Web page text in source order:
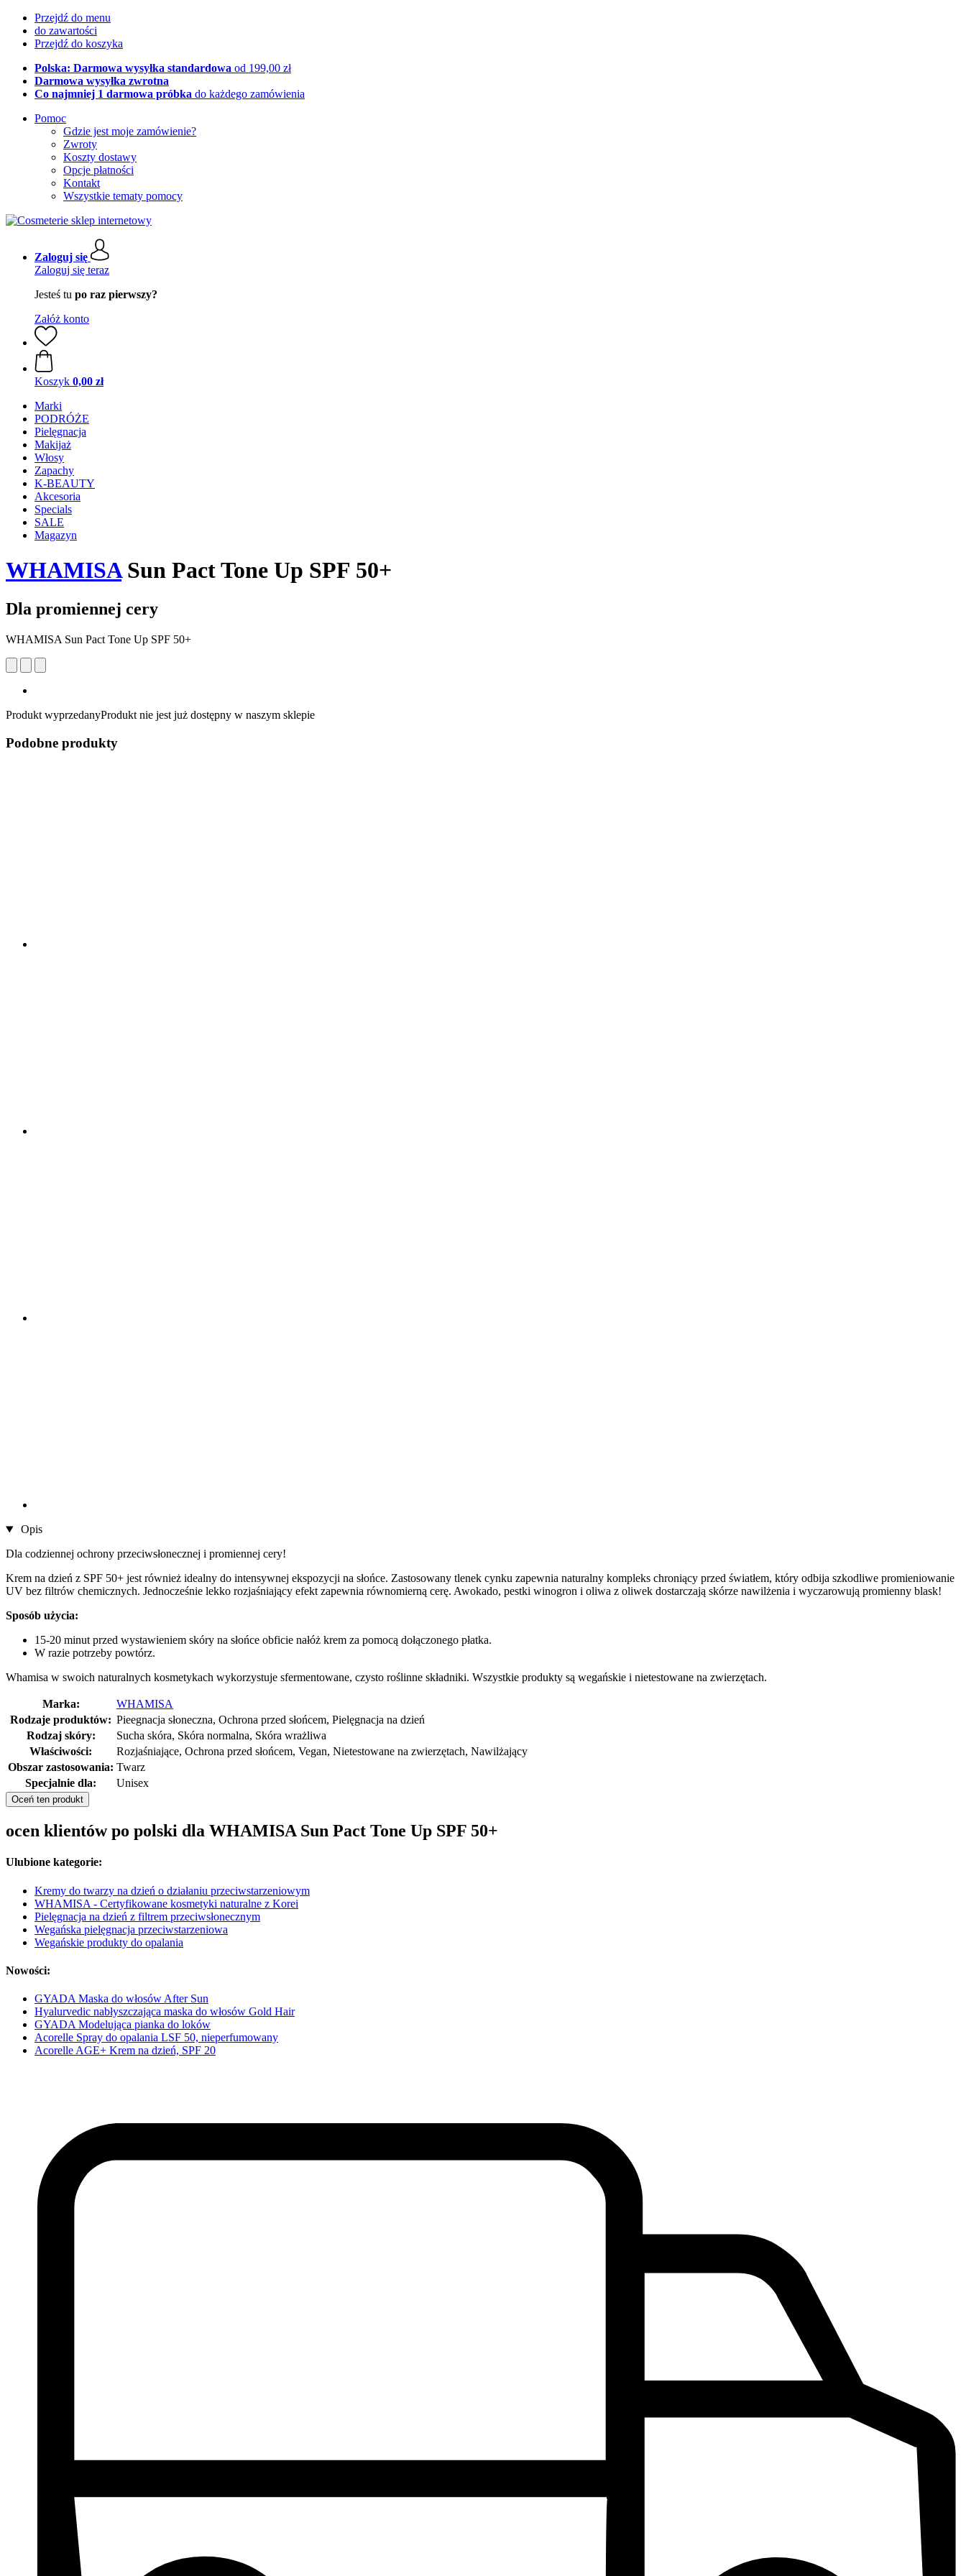
Przejdź do menu
do zawartości
Przejdź do koszyka
Polska: Darmowa wysyłka standardowa od 199,00 zł
Darmowa wysyłka zwrotna
Co najmniej 1 darmowa próbka do każdego zamówienia
Pomoc
Gdzie jest moje zamówienie?
Zwroty
Koszty dostawy
Opcje płatności
Kontakt
Wszystkie tematy pomocy
Zaloguj się
Zaloguj się teraz
Jesteś tu po raz pierwszy?
Załóż konto
Koszyk 0,00 zł
Marki
PODRÓŻE
Pielęgnacja
Makijaż
Włosy
Zapachy
K-BEAUTY
Akcesoria
Specials
SALE
Magazyn
WHAMISASun Pact Tone Up SPF 50+
Dla promiennej cery
WHAMISA Sun Pact Tone Up SPF 50+
Produkt wyprzedanyProdukt nie jest już dostępny w naszym sklepie
Podobne produkty
Opis
Dla codziennej ochrony przeciwsłonecznej i promiennej cery!
Krem na dzień z SPF 50+ jest również idealny do intensywnej ekspozycji na słońce. Zastosowany tlenek cynku zapewnia naturalny kompleks chroniący przed światłem, który odbija szkodliwe promieniowanie
UV bez filtrów chemicznych. Jednocześnie lekko rozjaśniający efekt zapewnia równomierną cerę. Awokado, pestki winogron i oliwa z oliwek dostarczają skórze nawilżenia i wyczarowują promienny blask!
Sposób użycia:
15-20 minut przed wystawieniem skóry na słońce obficie nałóż krem za pomocą dołączonego płatka.
W razie potrzeby powtórz.
Whamisa w swoich naturalnych kosmetykach wykorzystuje sfermentowane, czysto roślinne składniki. Wszystkie produkty są wegańskie i nietestowane na zwierzętach.
Marka:
WHAMISA
Rodzaje produktów: Pieegnacja słoneczna, Ochrona przed słońcem, Pielęgnacja na dzień
Rodzaj skóry:
Sucha skóra, Skóra normalna, Skóra wrażliwa
Właściwości:
Rozjaśniające, Ochrona przed słońcem, Vegan, Nietestowane na zwierzętach, Nawilżający
Obszar zastosowania: Twarz
Specjalnie dla:
Unisex
Oceń ten produkt
ocen klientów po polski dla WHAMISA Sun Pact Tone Up SPF 50+
Ulubione kategorie:
Kremy do twarzy na dzień o działaniu przeciwstarzeniowym
WHAMISA - Certyfikowane kosmetyki naturalne z Korei
Pielęgnacja na dzień z filtrem przeciwsłonecznym
Wegańska pielęgnacja przeciwstarzeniowa
Wegańskie produkty do opalania
Nowości:
GYADA Maska do włosów After Sun
Hyalurvedic nabłyszczająca maska do włosów Gold Hair
GYADA Modelująca pianka do loków
Acorelle Spray do opalania LSF 50, nieperfumowany
Acorelle AGE+ Krem na dzień, SPF 20